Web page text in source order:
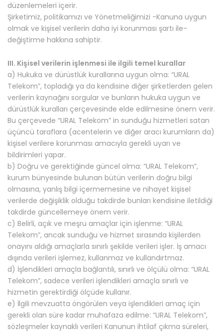
düzenlemeleri içerir.
Şirketimiz, politikamızı ve Yönetmeliğimizi -Kanuna uygun
olmak ve kişisel verilerin daha iyi korunması şartı ile-
değiştirme hakkına sahiptir.
III. Kişisel verilerin işlenmesi ile ilgili temel kurallar
a) Hukuka ve dürüstlük kurallarına uygun olma: “URAL
Telekom”, topladığı ya da kendisine diğer şirketlerden gelen
verilerin kaynağını sorgular ve bunların hukuka uygun ve
dürüstlük kuralları çerçevesinde elde edilmesine önem verir.
Bu çerçevede “URAL Telekom” in sunduğu hizmetleri satan
üçüncü taraflara (acentelerin ve diğer aracı kurumların da)
kişisel verilere korunması amacıyla gerekli uyarı ve
bildirimleri yapar.
b) Doğru ve gerektiğinde güncel olma: “URAL Telekom”,
kurum bünyesinde bulunan bütün verilerin doğru bilgi
olmasına, yanlış bilgi içermemesine ve nihayet kişisel
verilerde değişiklik olduğu takdirde bunları kendisine iletildiği
takdirde güncellemeye önem verir.
c) Belirli, açık ve meşru amaçlar için işlenme: “URAL
Telekom”, ancak sunduğu ve hizmet sırasında kişilerden
onayını aldığı amaçlarla sınırlı şekilde verileri işler. İş amacı
dışında verileri işlemez, kullanmaz ve kullandırtmaz.
d) İşlendikleri amaçla bağlantılı, sınırlı ve ölçülü olma: “URAL
Telekom”, sadece verileri işlendikleri amaçla sınırlı ve
hizmetin gerektirdiği ölçüde kullanır.
e) İlgili mevzuatta öngörülen veya işlendikleri amaç için
gerekli olan süre kadar muhafaza edilme: “URAL Telekom”,
sözleşmeler kaynaklı verileri Kanunun ihtilaf çıkma süreleri,